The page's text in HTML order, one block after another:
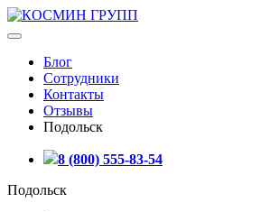
Блог
Сотрудники
Контакты
Отзывы
Подольск
8 (800) 555-83-54
Подольск